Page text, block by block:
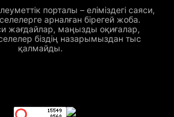
порталы – еліміздегі саяси,
арналған бірегей жоба.
жағдайлар, маңызды оқиғалар,
біздің назарымыздан тыс
қалмайды.